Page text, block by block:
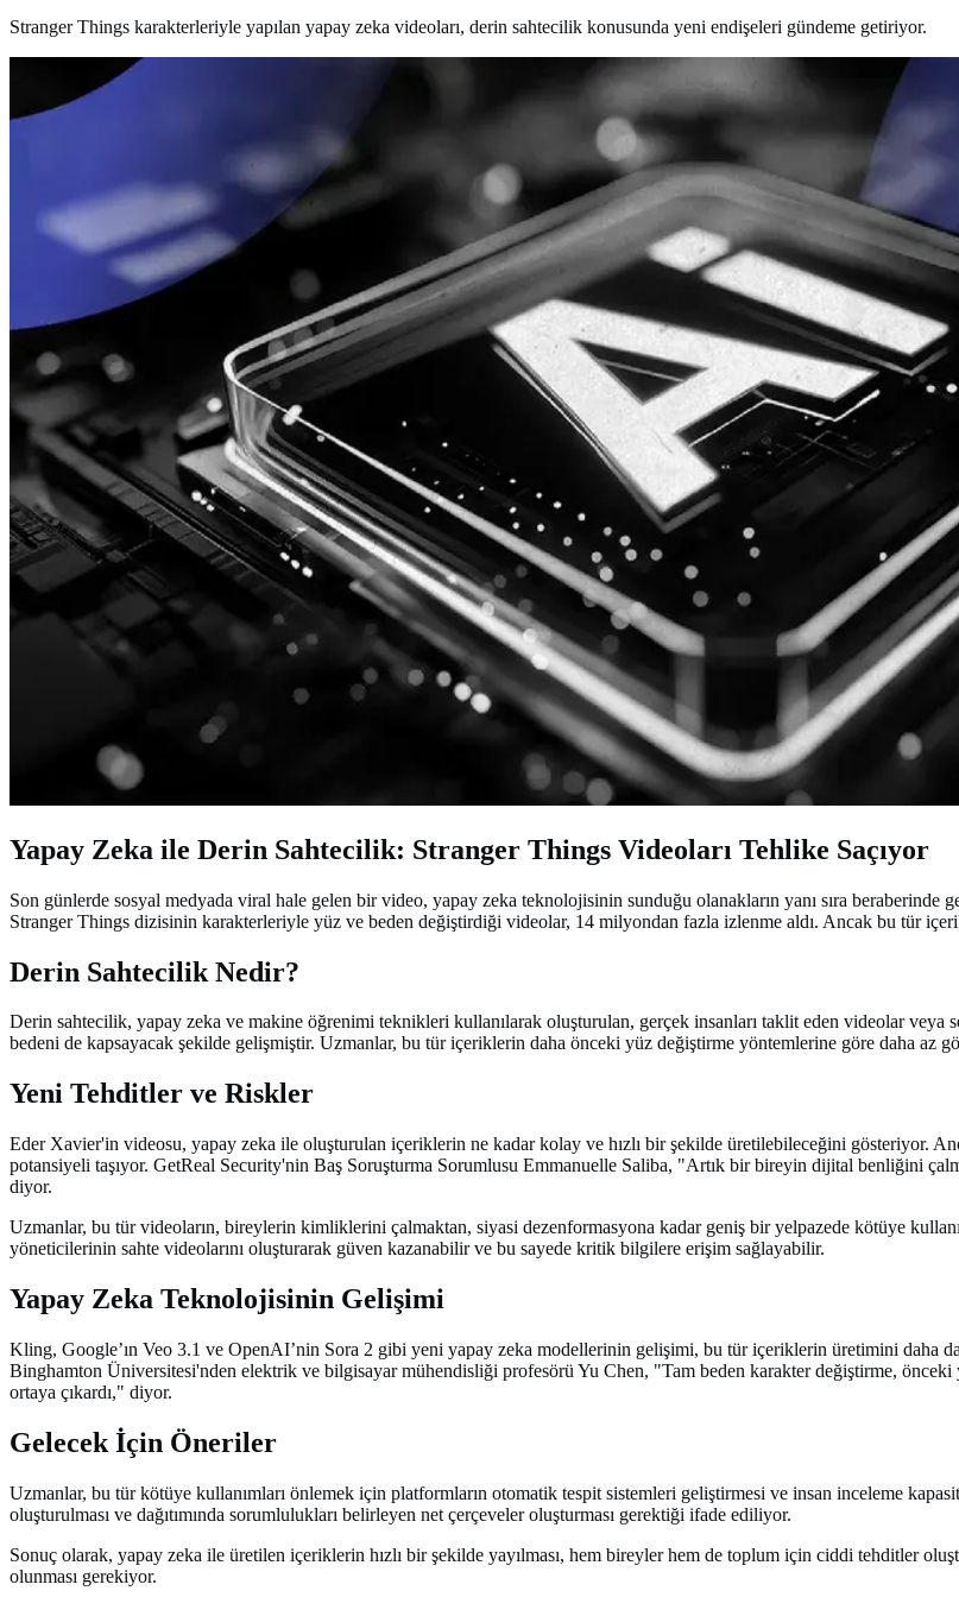
Stranger Things karakterleriyle yapılan yapay zeka videoları, derin sahtecilik konusunda yeni endişeleri gündeme getiriyor.
Yapay Zeka ile Derin Sahtecilik: Stranger Things Videoları Tehlike Saçıyor
Son günlerde sosyal medyada viral hale gelen bir video, yapay zeka teknolojisinin sunduğu olanakların yanı sıra
Stranger Things dizisinin karakterleriyle yüz ve beden değiştirdiği videolar, 14 milyondan fazla izlenme aldı. Ancak bu tür
Derin Sahtecilik Nedir?
Derin sahtecilik, yapay zeka ve makine öğrenimi teknikleri kullanılarak oluşturulan, gerçek insanları taklit eden videolar veya
bedeni de kapsayacak şekilde gelişmiştir. Uzmanlar, bu tür içeriklerin daha önceki yüz değiştirme yöntemlerine göre daha az
Yeni Tehditler ve Riskler
Eder Xavier'in videosu, yapay zeka ile oluşturulan içeriklerin ne kadar kolay ve hızlı bir şekilde üretilebileceğini gösteriyor.
potansiyeli taşıyor. GetReal Security'nin Baş Soruşturma Sorumlusu Emmanuelle Saliba, "Artık bir bireyin dijital benliğini
diyor.
Uzmanlar, bu tür videoların, bireylerin kimliklerini çalmaktan, siyasi dezenformasyona kadar geniş bir yelpazede kötüye
yöneticilerinin sahte videolarını oluşturarak güven kazanabilir ve bu sayede kritik bilgilere erişim sağlayabilir.
Yapay Zeka Teknolojisinin Gelişimi
Kling, Google’ın Veo 3.1 ve OpenAI’nin Sora 2 gibi yeni yapay zeka modellerinin gelişimi, bu tür içeriklerin üretimini daha da
Binghamton Üniversitesi'nden elektrik ve bilgisayar mühendisliği profesörü Yu Chen, "Tam beden karakter değiştirme,
ortaya çıkardı," diyor.
Gelecek İçin Öneriler
Uzmanlar, bu tür kötüye kullanımları önlemek için platformların otomatik tespit sistemleri geliştirmesi ve insan inceleme
oluşturulması ve dağıtımında sorumlulukları belirleyen net çerçeveler oluşturması gerektiği ifade ediliyor.
Sonuç olarak, yapay zeka ile üretilen içeriklerin hızlı bir şekilde yayılması, hem bireyler hem de toplum için ciddi tehditler
olunması gerekiyor.